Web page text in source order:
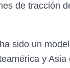
de tracción
sido un
y Asia